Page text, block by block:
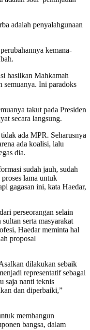
adalah penyalahgunaan
kemana-
hasilkan Mahkamah
semuanya. Ini paradoks
takut pada Presiden
secara langsung.
ada MPR. Seharusnya
ada koalisi, lalu
dia.
sudah jauh, sudah
lama untuk
gagasan ini, kata Haedar,
perseorangan selain
serta masyarakat
Haedar meminta hal
proposal
dilakukan sebaik
representatif sebagai
saja nanti teknis
dan diperbaiki,”
membangun
bangsa, dalam